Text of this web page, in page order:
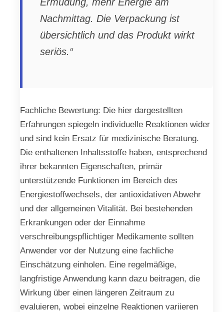
Nachmittag. Die Verpackung ist
übersichtlich und das Produkt wirkt
seriös.“
Fachliche Bewertung: Die hier dargestellten
Erfahrungen spiegeln individuelle Reaktionen wider
und sind kein Ersatz für medizinische Beratung.
Die enthaltenen Inhaltsstoffe haben, entsprechend
ihrer bekannten Eigenschaften, primär
unterstützende Funktionen im Bereich des
Energiestoffwechsels, der antioxidativen Abwehr
und der allgemeinen Vitalität. Bei bestehenden
Erkrankungen oder der Einnahme
verschreibungspflichtiger Medikamente sollten
Anwender vor der Nutzung eine fachliche
Einschätzung einholen. Eine regelmäßige,
langfristige Anwendung kann dazu beitragen, die
Wirkung über einen längeren Zeitraum zu
evaluieren, wobei einzelne Reaktionen variieren